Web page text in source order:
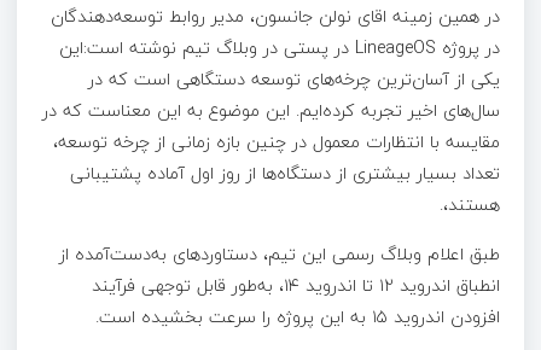
در همین زمینه اقای نولن جانسون، مدیر روابط توسعه‌دهندگان
در پروژه LineageOS در پستی در وبلاگ تیم نوشته است:این
یکی از آسان‌ترین چرخه‌های توسعه دستگاهی است که در
سال‌های اخیر تجربه کرده‌ایم. این موضوع به این معناست که در
مقایسه با انتظارات معمول در چنین بازه زمانی از چرخه توسعه،
تعداد بسیار بیشتری از دستگاه‌ها از روز اول آماده پشتیبانی
هستند،.
طبق اعلام وبلاگ رسمی این تیم، دستاوردهای به‌دست‌آمده از
انطباق اندروید ۱۲ تا اندروید ۱۴، به‌طور قابل توجهی فرآیند
افزودن اندروید ۱۵ به این پروژه را سرعت بخشیده است.